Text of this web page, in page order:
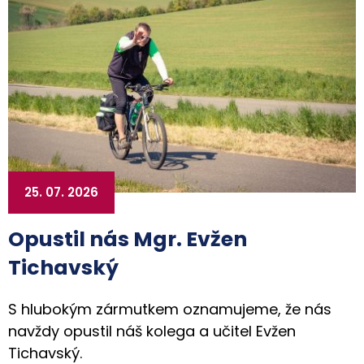
Opustil nás Mgr. Evžen
Tichavský
25. 07. 2026
S hlubokým zármutkem oznamujeme, že nás
navždy opustil náš kolega a učitel Evžen
Tichavský.